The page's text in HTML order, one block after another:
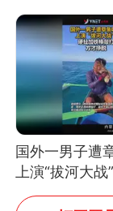
燃香烟 当事人
处理
国外一男子遭
上演“拔河大战
铁棒敲打方才